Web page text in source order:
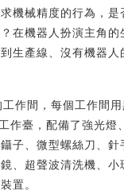
機械精度的行為，是
在機器人扮演主角的
生產線、沒有機器人
作間，每個工作間用
作臺，配備了強光燈
子、微型螺絲刀、針
、超聲波清洗機、小
置。